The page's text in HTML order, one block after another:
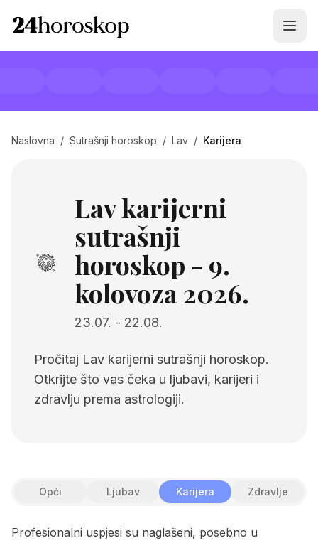
Naslovna / Sutrašnji horoskop / Lav / Karijera
Lav karijerni
sutrašnji
horoskop - 9.
kolovoza 2026.
23.07. - 22.08.
Pročitaj Lav karijerni sutrašnji horoskop.
Otkrijte što vas čeka u ljubavi, karijeri i
zdravlju prema astrologiji.
Opći Ljubav Karijera Zdravlje
Profesionalni uspjesi su naglašeni, posebno u